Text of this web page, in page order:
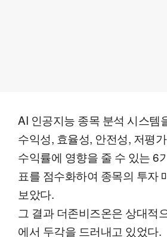
AI 인공지능 종목 분석 시스템
수익성, 효율성, 안전성, 저평
수익률에 영향을 줄 수 있는 6
표를 점수화하여 종목의 투자
보았다.
그 결과 더존비즈온은 상대적
에서 두각을 드러내고 있었다.